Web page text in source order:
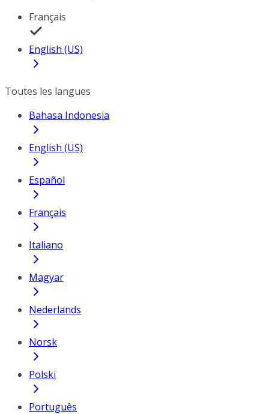
Français
English (US)
Toutes les langues
Bahasa Indonesia
English (US)
Español
Français
Italiano
Magyar
Nederlands
Norsk
Polski
Português